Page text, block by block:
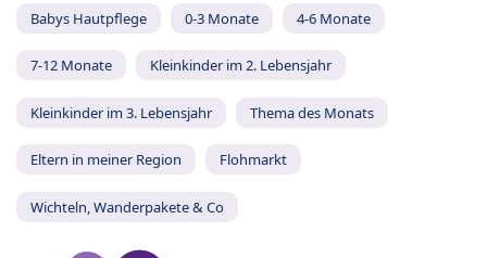
Babys Hautpflege 0-3 Monate 4-6 Monate
7-12 Monate Kleinkinder im 2. Lebensjahr
Kleinkinder im 3. Lebensjahr Thema des Monats
Eltern in meiner Region Flohmarkt
Wichteln, Wanderpakete & Co